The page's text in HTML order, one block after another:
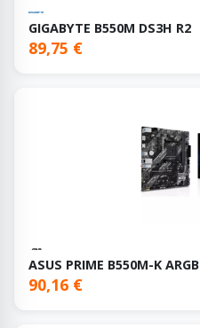
GIGABYTE B550M DS3H R2
89,75 €
ASUS PRIME B550M-K ARGB
90,16 €